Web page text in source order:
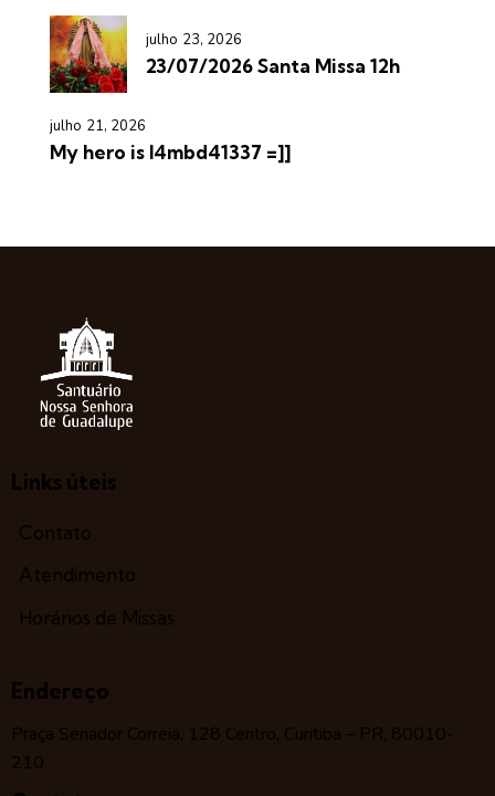
julho 23, 2026
23/07/2026 Santa Missa 12h
julho 21, 2026
My hero is l4mbd41337 =]]
Links úteis
Contato
Atendimento
Horários de Missas
Endereço
Praça Senador Correia, 128 Centro, Curitiba – PR, 80010-
210